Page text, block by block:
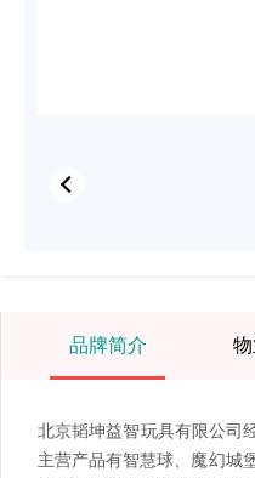
品牌简介
北京韬坤益智玩具有限公司
主营产品有智慧球、魔幻城